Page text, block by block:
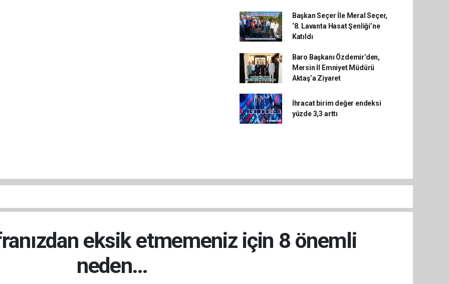
Başkan Seçer İle Meral Seçer,
‘8. Lavanta Hasat Şenliği’ne
Katıldı
Baro Başkanı Özdemir’den,
Mersin İl Emniyet Müdürü
Aktaş’a Ziyaret
İhracat birim değer endeksi
yüzde 3,3 arttı
eksik etmemeniz için 8 önemli
neden…